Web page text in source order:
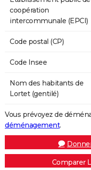
coopération
intercommunale (EPCI)
Code postal (CP)
Code Insee
Nom des habitants de
Lortet (gentilé)
Vous prévoyez de
déménagement.
Comparer